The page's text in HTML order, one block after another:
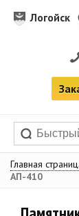
Логойск
Главная
АП-410